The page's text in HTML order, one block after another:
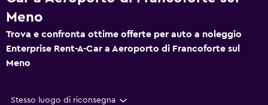
Meno
Trova e confronta ottime offerte per auto a noleggio
Enterprise Rent-A-Car a Aeroporto di Francoforte sul
Meno
Stesso luogo di riconsegna